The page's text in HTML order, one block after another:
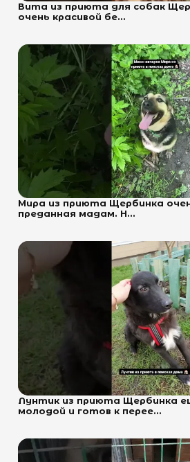
Вита из приюта для собак
очень красивой бе...
Мира из приюта Щербинка
преданная мадам. Н...
Лунтик из приюта Щербинка
молодой и готов к перее...